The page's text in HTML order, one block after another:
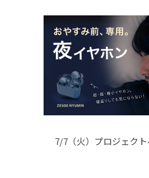
7/7（火）プロジェク